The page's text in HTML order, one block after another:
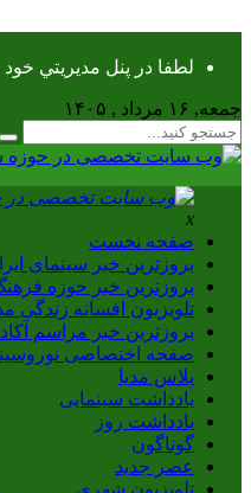
لطفا در پنل مديريتي
جمعه, ۱۶ مرداد , ۱۴۰۵
x
صفحه نخست
بروزترین خبر سینمای
بروزترین خبر حوزه
تلویزیون افسانه زندگی
بروزترین خبر مراسم
صفحه اختصاصی
پلاس مدیا
یادداشت سینمایی
یادداشت روز
گوناگون
عصر جدید
تلویزیون شهری